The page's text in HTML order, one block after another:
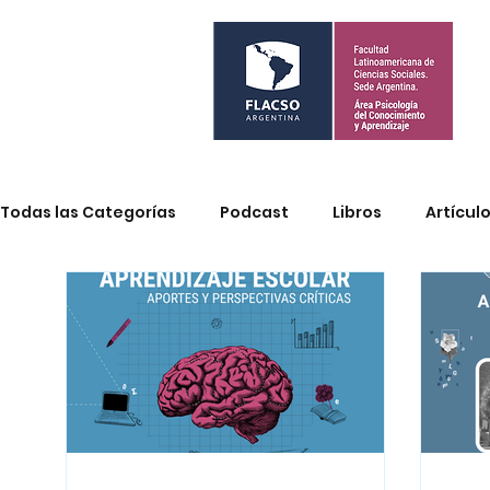
Todas las Categorías Podcast Libros
Psicología cognitiva y aprendizaje
Prácticas inclusivas Materiales didácticos